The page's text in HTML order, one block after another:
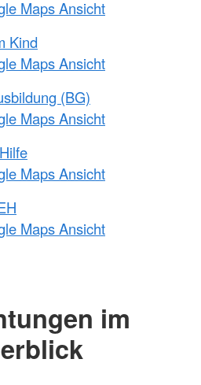
Maps Ansicht
Kind
Maps Ansicht
(BG)
Maps Ansicht
Maps Ansicht
Maps Ansicht
im